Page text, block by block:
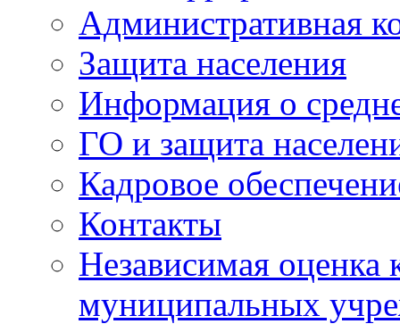
Административная
Защита населения
Информация о
ГО и защита
Кадровое
Контакты
Независимая оценка
муниципальных